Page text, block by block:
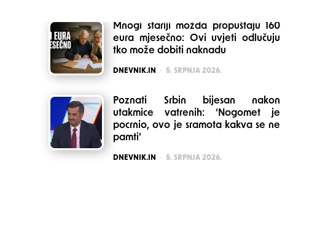
Mnogi stariji možda propuštaju 160
eura mjesečno: Ovi uvjeti odlučuju
tko može dobiti naknadu
POSTED
DNEVNIK.IN 5. SRPNJA 2026.
Poznati Srbin bijesan nakon
utakmice vatrenih: ‘Nogomet je
pocrnio, ovo je sramota kakva se ne
pamti’
POSTED
DNEVNIK.IN 5. SRPNJA 2026.